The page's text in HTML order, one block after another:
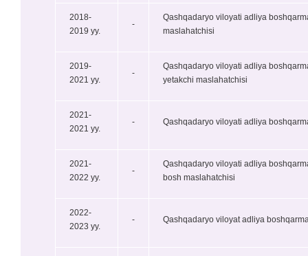
2018-
2019 yy.
-
Qashqadaryo viloyati adliya
maslahatchisi
2019-
2021 yy.
-
Qashqadaryo viloyati adliya
yetakchi maslahatchisi
2021-
2021 yy.
- Qashqadaryo viloyati adliya
2021-
2022 yy.
-
Qashqadaryo viloyati adliya
bosh maslahatchisi
2022-
2023 yy.
- Qashqadaryo viloyat adliya